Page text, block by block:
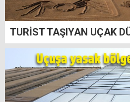
TURİST TAŞIYAN UÇAK